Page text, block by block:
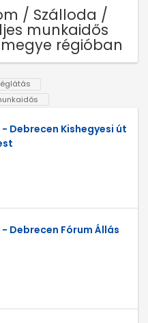
/ Szálloda /
munkaidős
régióban
Debrecen Kishegyesi út
Debrecen Fórum Állás